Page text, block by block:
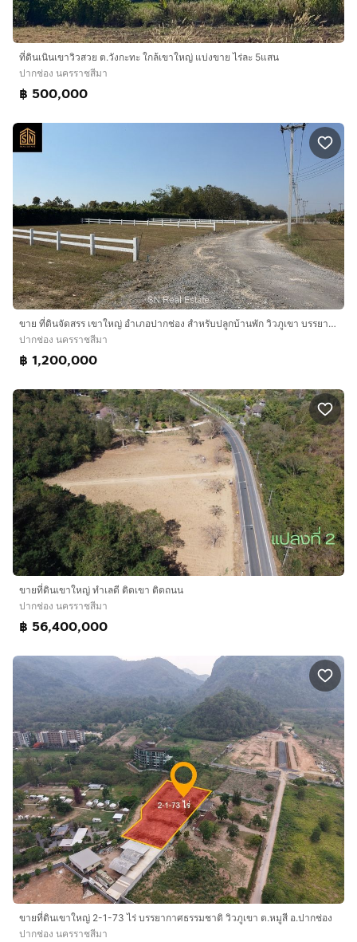
ที่ดินเนินเขาวิวสวย ต.วังกะทะ ใกล้เขาใหญ่ แบ่งขาย ไร่ละ 5แสน
ปากช่อง นครราชสีมา
฿ 500,000
ขาย ที่ดินจัดสรร เขาใหญ่ อำเภอปากช่อง สำหรับปลูกบ้านพัก วิวภูเขา บรรยากาศดี
ปากช่อง นครราชสีมา
฿ 1,200,000
ขายที่ดินเขาใหญ่ ทำเลดี ติดเขา ติดถนน
ปากช่อง นครราชสีมา
฿ 56,400,000
ขายที่ดินเขาใหญ่ 2-1-73 ไร่ บรรยากาศธรรมชาติ วิวภูเขา ต.หมูสี อ.ปากช่อง
ปากช่อง นครราชสีมา